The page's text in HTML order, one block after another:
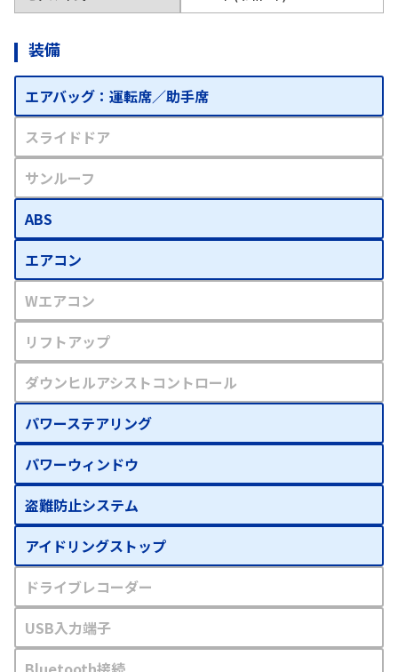
装備
エアバッグ：運転席／助手席
スライドドア
サンルーフ
ABS
エアコン
Wエアコン
リフトアップ
ダウンヒルアシストコントロール
パワーステアリング
パワーウィンドウ
盗難防止システム
アイドリングストップ
ドライブレコーダー
USB入力端子